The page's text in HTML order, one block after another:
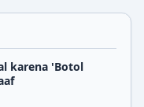
karena 'Botol